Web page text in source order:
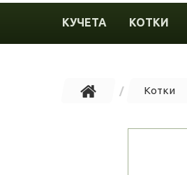
КУЧЕТА КОТКИ
Котки